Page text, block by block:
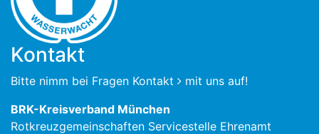
Kontakt
Bitte nimm bei Fragen Kontakt
mit uns auf!
BRK-Kreisverband München
Rotkreuzgemeinschaften Servicestelle Ehrenamt